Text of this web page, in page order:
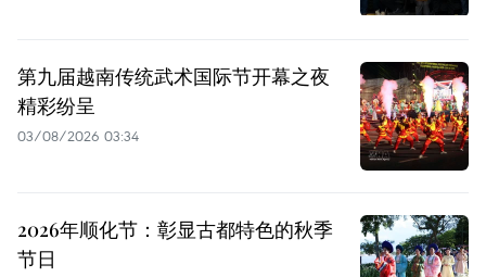
第九届越南传统武术国际节开幕之夜
精彩纷呈
03/08/2026 03:34
2026年顺化节：彰显古都特色的秋季
节日